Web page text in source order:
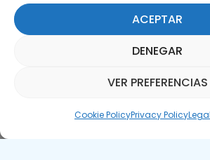
ACEPTAR
DENEGAR
VER PREFERENCIAS
Cookie PolicyPrivacy Policy